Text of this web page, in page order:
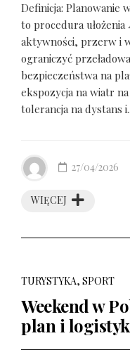
Definicja: Planowanie
to procedura
aktywności, przerw i
ograniczyć
bezpieczeństwa na
ekspozycja na wiatr
tolerancja na dystans
WIĘCEJ
27/04/2026
TURYSTYKA, SPORT
Weekend w
plan i